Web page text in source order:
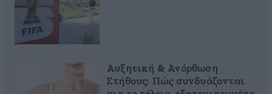
Αυξητική & Ανόρθωση
Στήθους: Πώς συνδυάζονται